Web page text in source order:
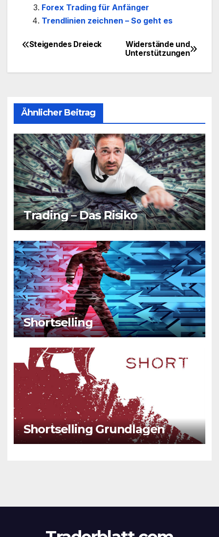
Forex Trading für Anfänger
Trendlinien zeichnen – So geht es
Beitragsnavigation
Widerstände und
Unterstützungen
Steigendes Dreieck
Ähnlicher Beitrag
Trading – Das Risiko
Shortselling
Shortselling Grundlagen